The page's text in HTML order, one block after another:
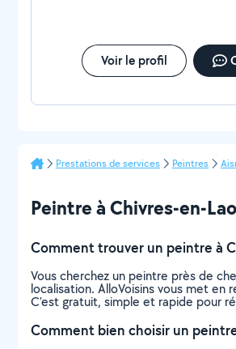
Voir le profil
Prestations de services Peintres
Peintre à Chivres-en-
Comment trouver un peintre à
Vous cherchez un peintre près de
localisation. AlloVoisins vous met
C’est gratuit, simple et rapide pour
Comment bien choisir un